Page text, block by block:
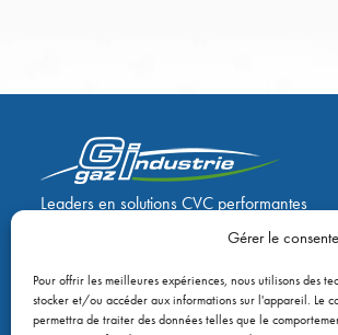
Gérer le
Pour offrir les meilleures expériences, nous utilisons des
stocker et/ou accéder aux informations sur l'appareil. Le
permettra de traiter des données telles que le
Leaders en solutions CVC performantes